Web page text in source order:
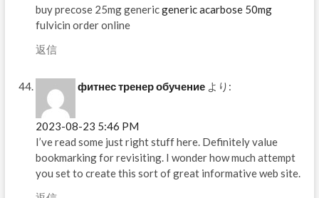
buy precose 25mg genericgeneric acarbose 50mg
fulvicin order online
返信
фитнес тренер обучение より:
2023-08-23 5:46 PM
I’ve read some just right stuff here. Definitely value
bookmarking for revisiting. I wonder how much attempt
you set to create this sort of great informative web site.